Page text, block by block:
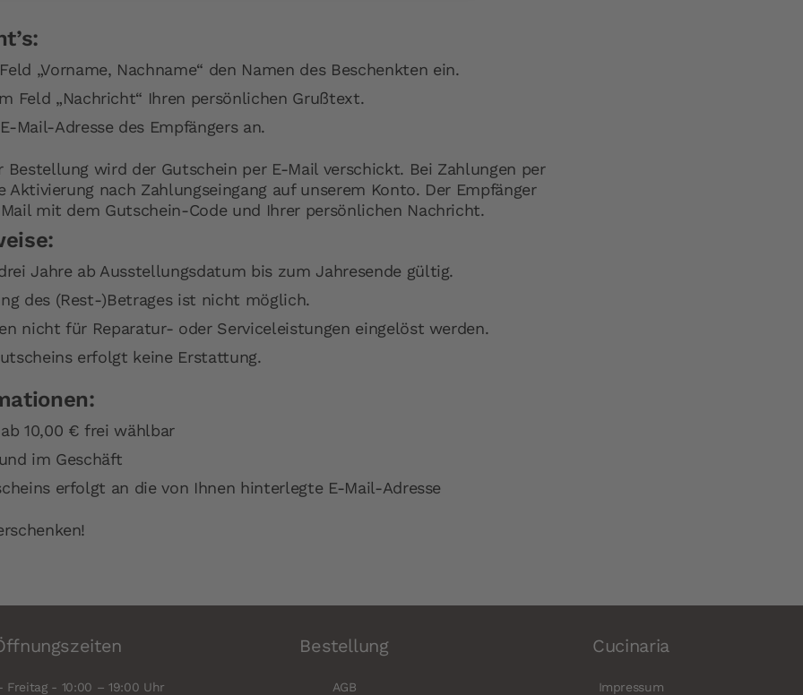
„Vorname, Nachname“ den Namen des Beschenkten ein.
Feld „Nachricht“ Ihren persönlichen Grußtext.
Mail-Adresse des Empfängers an.
Bestellung wird der Gutschein per E-Mail verschickt. Bei Zahlungen per
Aktivierung nach Zahlungseingang auf unserem Konto. Der Empfänger
mit dem Gutschein-Code und Ihrer persönlichen Nachricht.
Jahre ab Ausstellungsdatum bis zum Jahresende gültig.
des (Rest-)Betrages ist nicht möglich.
nicht für Reparatur- oder Serviceleistungen eingelöst werden.
erfolgt keine Erstattung.
10,00 € frei wählbar
im Geschäft
erfolgt an die von Ihnen hinterlegte E-Mail-Adresse
Freitag - 10:00 – 19:00 Uhr
Bestellung
AGB
Cucinaria
Impressum